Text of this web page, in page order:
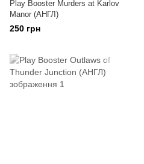
Play Booster Murders at Karlov
Manor (АНГЛ)
250 грн